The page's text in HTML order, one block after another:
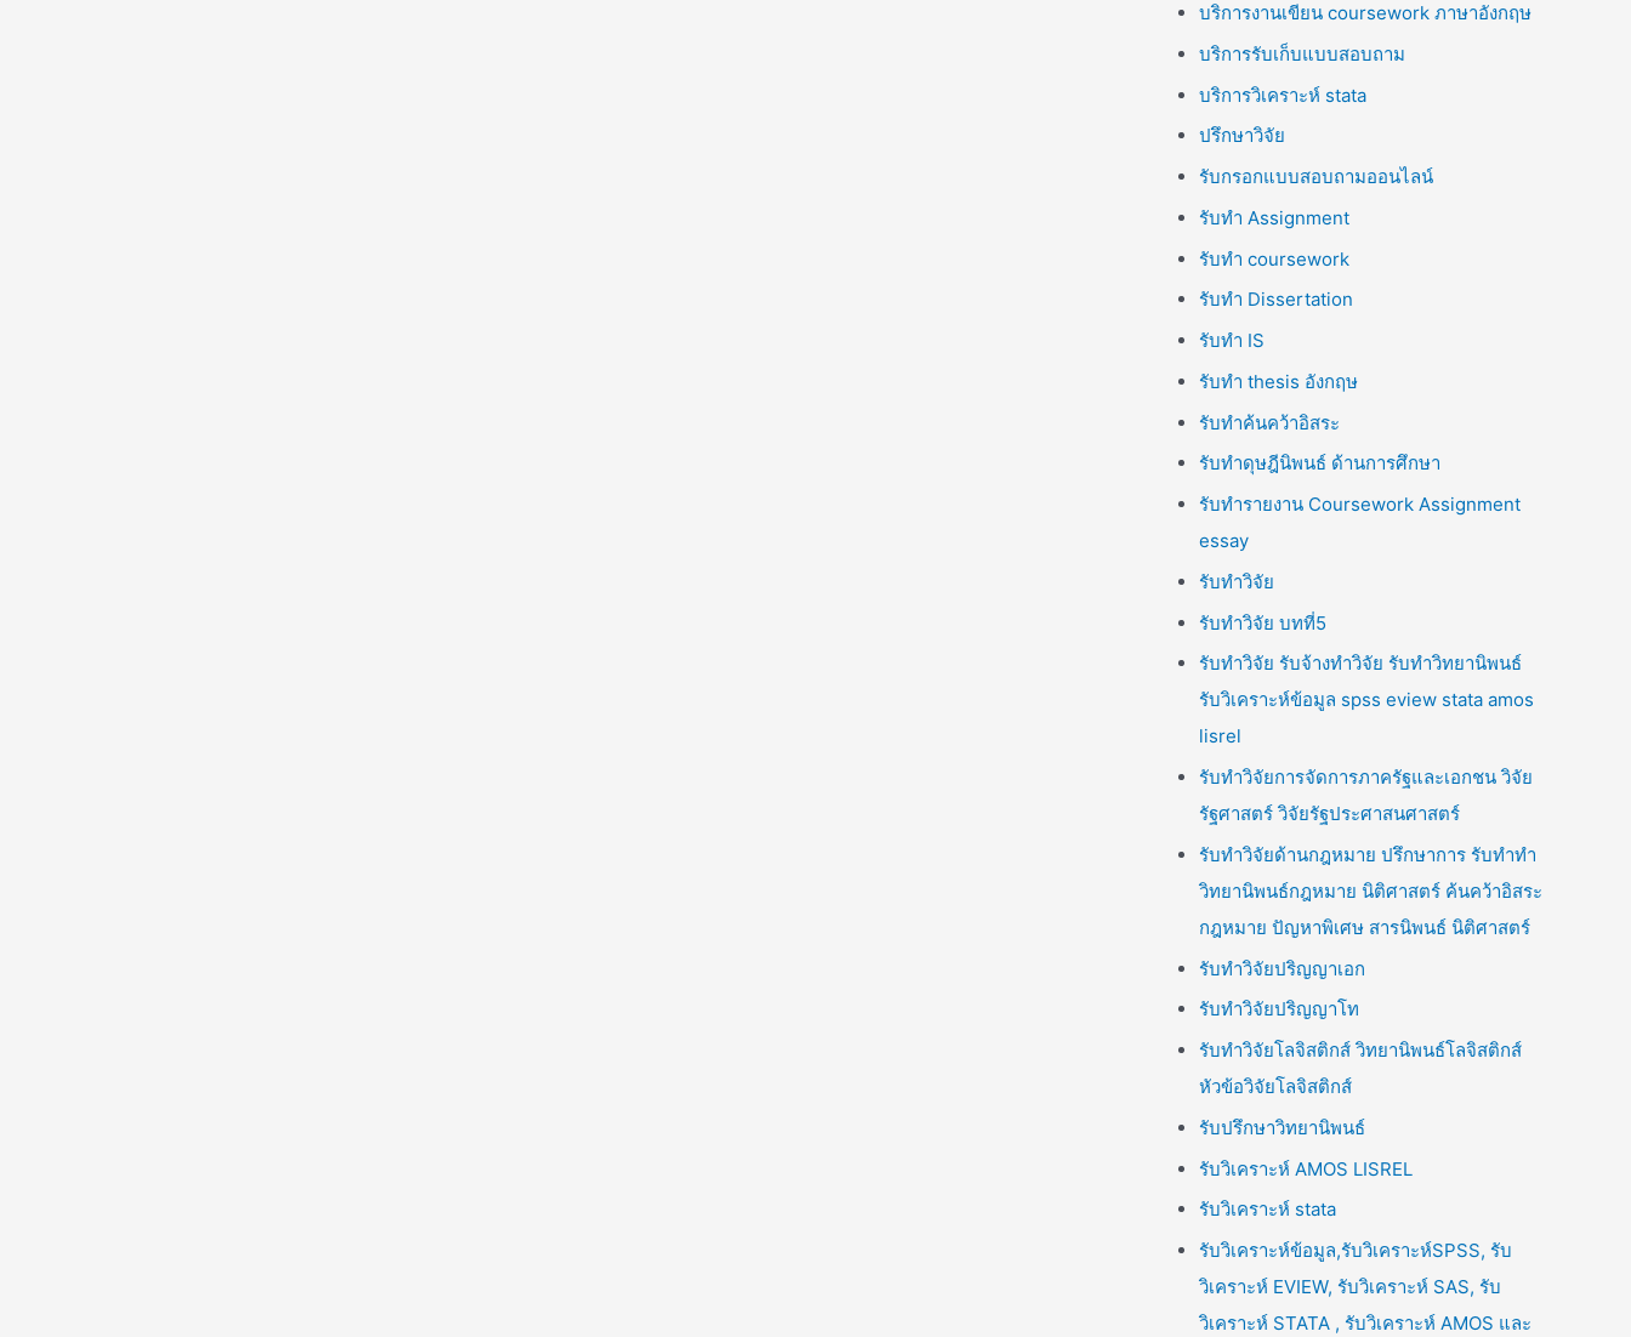
บริการงานเขียน coursework ภาษาอังกฤษ
บริการรับเก็บแบบสอบถาม
บริการวิเคราะห์ stata
ปรึกษาวิจัย
รับกรอกแบบสอบถามออนไลน์
รับทำ Assignment
รับทำ coursework
รับทำ Dissertation
รับทำ IS
รับทำ thesis อังกฤษ
รับทำค้นคว้าอิสระ
รับทำดุษฎีนิพนธ์ ด้านการศึกษา
รับทำรายงาน Coursework Assignment
essay
รับทำวิจัย
รับทำวิจัย บทที่5
รับทำวิจัย รับจ้างทำวิจัย รับทำวิทยานิพนธ์
รับวิเคราะห์ข้อมูล spss eview stata amos
lisrel
รับทำวิจัยการจัดการภาครัฐและเอกชน วิจัย
รัฐศาสตร์ วิจัยรัฐประศาสนศาสตร์
รับทำวิจัยด้านกฎหมาย ปรึกษาการ รับทำทำ
วิทยานิพนธ์กฎหมาย นิติศาสตร์ ค้นคว้าอิสระ
กฎหมาย ปัญหาพิเศษ สารนิพนธ์ นิติศาสตร์
รับทำวิจัยปริญญาเอก
รับทำวิจัยปริญญาโท
รับทำวิจัยโลจิสติกส์ วิทยานิพนธ์โลจิสติกส์
หัวข้อวิจัยโลจิสติกส์
รับปรึกษาวิทยานิพนธ์
รับวิเคราะห์ AMOS LISREL
รับวิเคราะห์ stata
รับวิเคราะห์ข้อมูล,รับวิเคราะห์SPSS, รับ
วิเคราะห์ EVIEW, รับวิเคราะห์ SAS, รับ
วิเคราะห์ STATA , รับวิเคราะห์ AMOS และ